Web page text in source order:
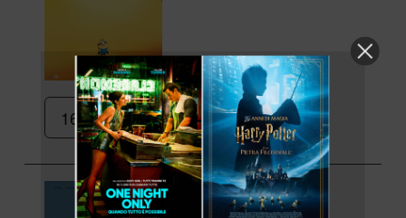
16:25
Odissea
di Christopher Nolan